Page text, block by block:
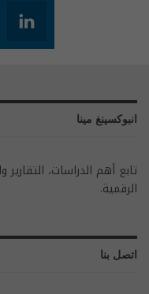
انبوكسينغ مينا
تابع أهم الدراسات، التقارير
الرقمية.
اتصل بنا